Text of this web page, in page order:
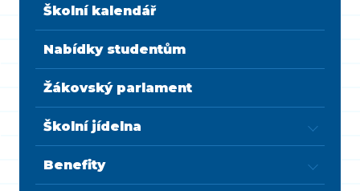
Školní kalendář
Nabídky studentům
Žákovský parlament
Školní jídelna
Benefity